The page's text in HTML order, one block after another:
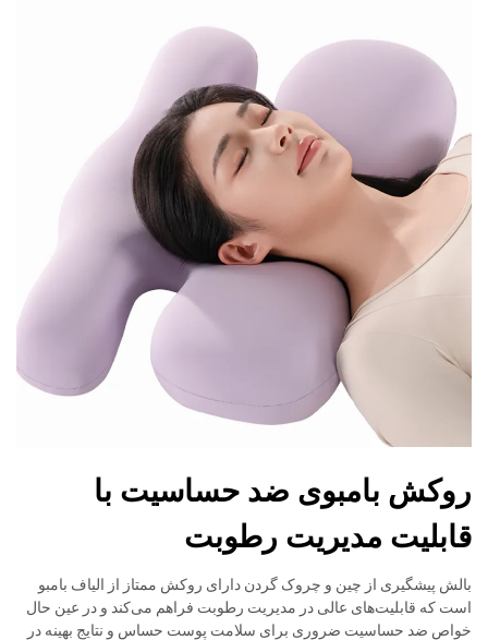
روکش بامبوی ضد حساسیت با
قابلیت مدیریت رطوبت
بالش پیشگیری از چین و چروک گردن دارای روکش ممتاز از الیاف بامبو
است که قابلیت‌های عالی در مدیریت رطوبت فراهم می‌کند و در عین حال
خواص ضد حساسیت ضروری برای سلامت پوست حساس و نتایج بهینه در